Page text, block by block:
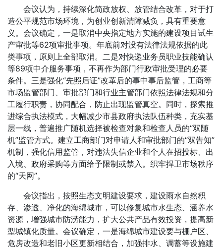
会议认为，持续深化简政放权、放管结合改革，对于打
造公平规范市场环境，为创业创新清障减负，具有重要意
义。会议确定，一是取消中央指定地方实施的建设项目试生
产审批等62项审批事项。年底前对没有法律法规依据的此
类事项，原则上全部取消。二是对快递业务员职业技能确认
等89项中介服务事项，不再作为部门行政审批受理的必要
条件。三是强化“先照后证”改革后的事中事后监管，工商等
市场监管部门、审批部门和行业主管部门依照法律法规和分
工履行职责，协同配合，防止出现监管真空。同时，探索推
进综合执法模式，大幅减少市县政府执法队伍种类，充实基
层一线，普遍推广随机选择被检查对象和检查人员的“双随
机”监管方式。建立工商部门对申请人和审批部门的“双告知”
机制，强化信用监管，对违法失信企业和个人在招投标、出
入境、政府采购等方面给予限制或禁入。织牢捍卫市场秩序
的“天网”。
会议指出，按照生态文明建设要求，建设雨水自然积
存、渗透、净化的海绵城市，可以修复城市水生态、涵养水
资源，增强城市防涝能力，扩大公共产品有效投资，提高新
型城镇化质量。会议确定，一是海绵城市建设要与棚户区、
危房改造和老旧小区更新相结合，加强排水、调蓄等设施建